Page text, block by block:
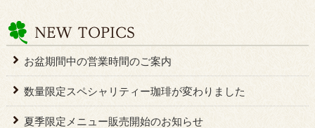
お盆期間中の営業時間のご案内
数量限定スペシャリティー珈琲が変わりました
夏季限定メニュー販売開始のお知らせ